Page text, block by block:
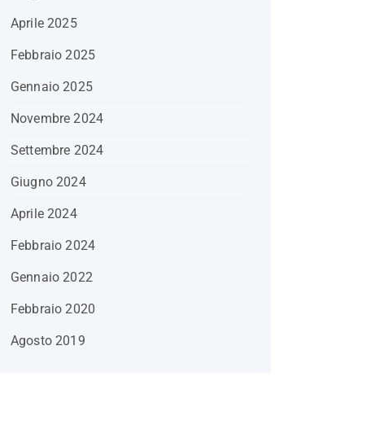
Aprile 2025
Febbraio 2025
Gennaio 2025
Novembre 2024
Settembre 2024
Giugno 2024
Aprile 2024
Febbraio 2024
Gennaio 2022
Febbraio 2020
Agosto 2019